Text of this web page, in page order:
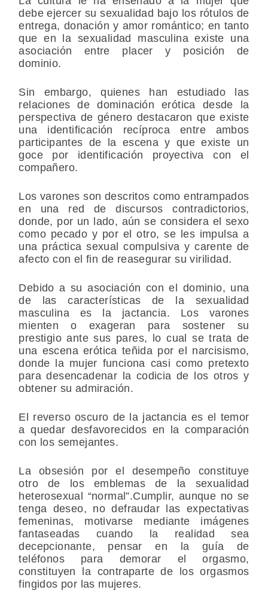
debe ejercer su sexualidad bajo los rótulos de
entrega, donación y amor romántico; en tanto
que en la sexualidad masculina existe una
asociación entre placer y posición de
dominio.
Sin embargo, quienes han estudiado las
relaciones de dominación erótica desde la
perspectiva de género destacaron que existe
una identificación recíproca entre ambos
participantes de la escena y que existe un
goce por identificación proyectiva con el
compañero.
Los varones son descritos como entrampados
en una red de discursos contradictorios,
donde, por un lado, aún se considera el sexo
como pecado y por el otro, se les impulsa a
una práctica sexual compulsiva y carente de
afecto con el fin de reasegurar su virilidad.
Debido a su asociación con el dominio, una
de las características de la sexualidad
masculina es la jactancia. Los varones
mienten o exageran para sostener su
prestigio ante sus pares, lo cual se trata de
una escena erótica teñida por el narcisismo,
donde la mujer funciona casi como pretexto
para desencadenar la codicia de los otros y
obtener su admiración.
El reverso oscuro de la jactancia es el temor
a quedar desfavorecidos en la comparación
con los semejantes.
La obsesión por el desempeño constituye
otro de los emblemas de la sexualidad
heterosexual “normal”.Cumplir, aunque no se
tenga deseo, no defraudar las expectativas
femeninas, motivarse mediante imágenes
fantaseadas cuando la realidad sea
decepcionante, pensar en la guía de
teléfonos para demorar el orgasmo,
constituyen la contraparte de los orgasmos
fingidos por las mujeres.